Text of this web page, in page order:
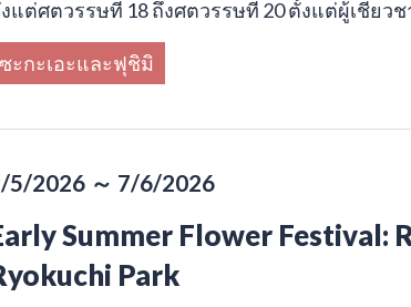
แต่ศตวรรษที่ 18 ถึงศตวรรษที่ 20 ตั้งแต่ผู้เชี่ยว
ซะกะเอะและฟุชิมิ
5/2026 ～ 7/6/2026
Summer Flower Festival:
Park